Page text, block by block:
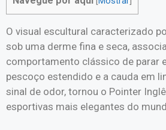
O visual escultural caracterizado
sob uma derme fina e seca,
comportamento clássico de parar
pescoço estendido e a cauda em
sinal de odor, tornou o Pointer
esportivas mais elegantes do